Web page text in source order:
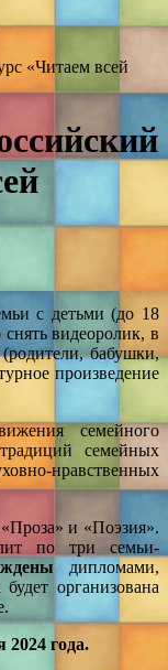
«Читаем всей
с детьми (до 18
видеоролик, в
бабушки,
произведение
семейного
семейных
нравственных
и «Поэзия».
по три семьи-
дипломами,
организована
2024 года.